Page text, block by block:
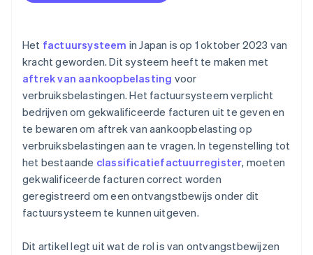
Het factuursysteem in Japan is op 1 oktober 2023 van
kracht geworden. Dit systeem heeft te maken met
aftrek van aankoopbelasting voor
verbruiksbelastingen. Het factuursysteem verplicht
bedrijven om gekwalificeerde facturen uit te geven en
te bewaren om aftrek van aankoopbelasting op
verbruiksbelastingen aan te vragen. In tegenstelling tot
het bestaande classificatiefactuurregister, moeten
gekwalificeerde facturen correct worden
geregistreerd om een ontvangstbewijs onder dit
factuursysteem te kunnen uitgeven.
Dit artikel legt uit wat de rol is van ontvangstbewijzen